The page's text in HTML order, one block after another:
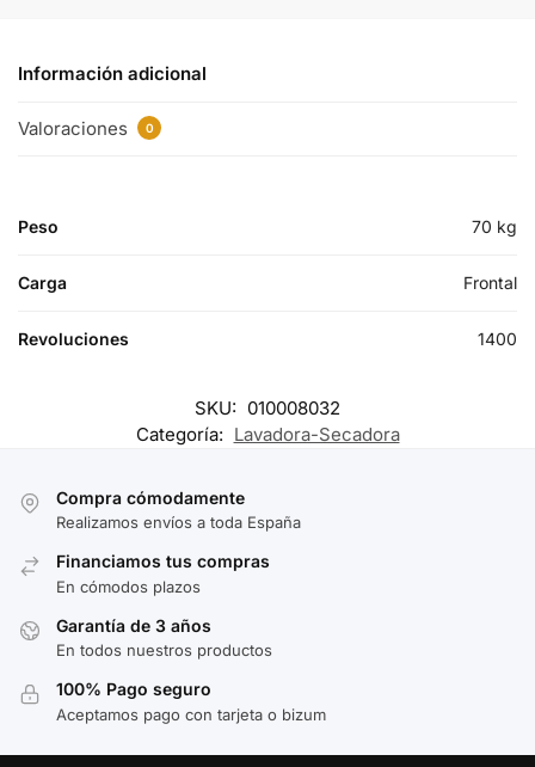
Información adicional
Valoraciones 0
Peso 70 kg
Carga Frontal
Revoluciones 1400
SKU: 010008032
Categoría: Lavadora-Secadora
Compra cómodamente
Realizamos envíos a toda España
Financiamos tus compras
En cómodos plazos
Garantía de 3 años
En todos nuestros productos
100% Pago seguro
Aceptamos pago con tarjeta o bizum